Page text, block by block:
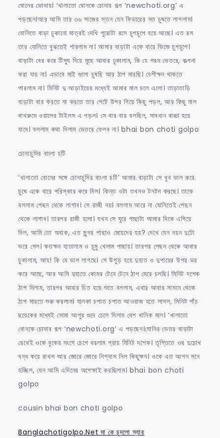
বোনের ভোদায়। ‘খালাতো বোনকে চোদার গল্প ‘newchoti.org’ এ
পড়ছেন।আর আমি তার ৩৬ সাজের স্তন যেন ফিডারের মত চুষতে লাগলাম।
যোনিতে বাড়া ঢুকানো মাত্রই দেখি পুরোটা রসে চুপচুপে হয়ে আছে। এত রস
তার যোনিতে বুঝতেই পারলাম না। আমার বাড়াটা একে বারে ভিজে চুপচুপে।
বাড়াটা বের করে টিস্যু দিয়ে মুছে আবার ঢুকালাম, কি যে গরম ভেতরে, কল্পনা
করা যায় না। এভাবে মাই গুলো চুষছি আর ঠাপ মারছি। বেশীক্ষন থাকতে
পারলাম না। মিনিট দু আড়াইয়ের মধ্যেই আমার মাল চলে এলো। তাড়াতাড়ি
বাড়াটা বার করতে না করতে তার পেটে উপর গিয়ে কিছু পড়ল, আর কিছু মাল
বাথরুমে ওয়ালের টাইলস এ পড়ল। সে বার বার বলছিল, সাবধান বাচ্চা হয়ে
যাবে। বললাম কথা দিলাম ভেতরে ফেলব না। bhai bon choti golpo
চোদাচুদির বাংলা চটি
‘খালাতো বোনের সঙ্গে চোদাচুদির বাংলা চটি’ আমার বাড়াটা সে খুব ভাল করে
চুষে একে বারে পরিস্কার করে দিল। কিন্ত ওটা তখনও টনটন করছে। তাকে
বললাম পেছন থেকে লাগাব। সে রাজী নয়। বললাম আরে না যোনিতেই পেছন
থেকে লাগাব। তারপর রাজী হলো। যখন সে ঘুরে পাছাটা আমার দিকে এগিয়ে
দিল, আমি তো অবাক, এত সুন্দর পাছাও মেয়েদের হয়? দেখে যেন নয়ন দুটো
ভরে গেল। কতক্ষন হাতালাম ও চুমু খেলাম পাছায়। তারপর পেছন থেকে আবার
ঢুকালাম, আহ! কি যে ভাল লাগছে। সে উপুড় হয়ে দুহাত ও দুপায়ের উপর ভর
করে আছে, আর আমি দুহাতে কোমর টেনে টেনে ঠাপ মেরে চলছি। মিনিট দশেক
ঠাপ দিলাম, তারপর আবার চিত হয়ে শুতে বললাম, এবার আবার সামনে থেকে
ঠাপ মারতে শুরু করলাম। হালকা চপাত চপাত আওয়াজ হতে লাগল, মিনিট পাঁচ
ছয়েকের মধ্যেই সোমা আপুর গুদে ঢেলে দিলাম বেশ খানিক মাল। ‘খালাতো
বোনকে চোদার গল্প ‘newchoti.org’ এ পড়ছেন।যোনির ভেতর বাড়াটা
রেখেই ওকে বুকের সংগে চেপে ধরলাম প্রায় মিনিট দশেক। তৃপ্তিতে ওর দুচোখ
বন্ধ করে রাখল আর জোরে জোরে নিশ্বাস নিল কিছুক্ষন। ওকে এত আপন মনে
হচ্ছিল, যেন আমি এদিনের অপেক্ষাই করছিলাম। bhai bon choti
golpo
cousin bhai bon choti golpo
Banglachotigolpo.Net মা কে চুদলো স্যার